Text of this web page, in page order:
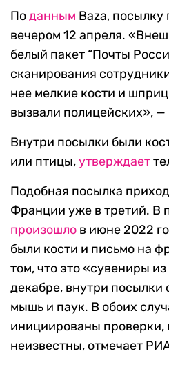
Поданным Baza, посылку
вечером 12 апреля.
белый пакет “Почты
сканирования
нее мелкие кости и
вызвали полицейских»,
Внутри посылки были
или птицы,утверждает
Подобная посылка
Франции уже в третий. В
произошло в июне 2022
были кости и письмо на
том, что это «сувениры
декабре, внутри посылки
мышь и паук. В обоих
инициированы проверки,
неизвестны, отмечает